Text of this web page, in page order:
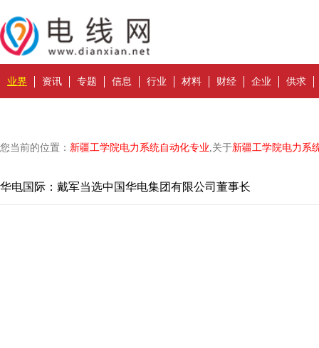
业界 资讯 专题 信息 行业 材料 财经 企业 供求
您当前的位置： 新疆工学院电力系统自动化专业,关于新疆工学院电力系
华电国际：戴军当选中国华电集团有限公司董事长